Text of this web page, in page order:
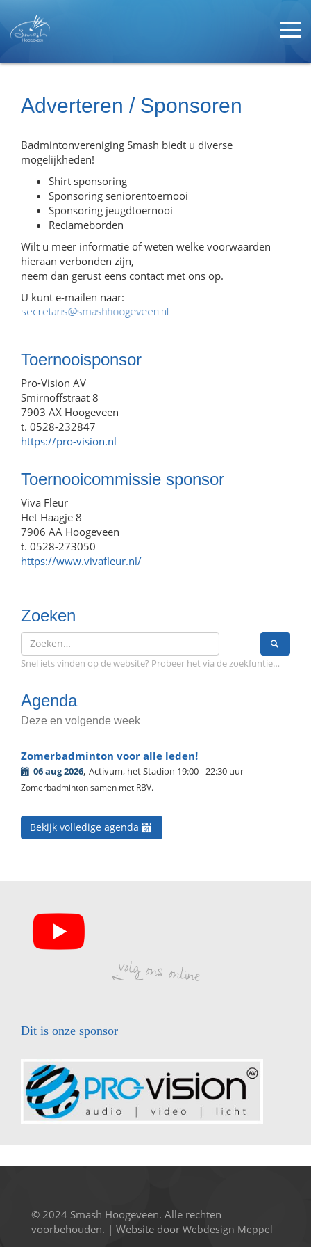
Adverteren / Sponsoren
Badmintonvereniging Smash biedt u diverse
mogelijkheden!
Shirt sponsoring
Sponsoring seniorentoernooi
Sponsoring jeugdtoernooi
Reclameborden
Wilt u meer informatie of weten welke voorwaarden
hieraan verbonden zijn,
neem dan gerust eens contact met ons op.
U kunt e-mailen naar:
Toernooisponsor
Pro-Vision AV
Smirnoffstraat 8
7903 AX Hoogeveen
t. 0528-232847
https://pro-vision.nl
Toernooicommissie sponsor
Viva Fleur
Het Haagje 8
7906 AA Hoogeveen
t. 0528-273050
https://www.vivafleur.nl/
Zoeken
Snel iets vinden op de website? Probeer het via de zoekfuntie…
Agenda
Deze en volgende week
Zomerbadminton voor alle leden!
06 aug 2026,Activum, het Stadion 19:00 - 22:30 uur
Zomerbadminton samen met RBV.
Bekijk volledige agenda
Dit is onze sponsor
© 2024 Smash Hoogeveen. Alle rechten
voorbehouden. | Website door Webdesign Meppel